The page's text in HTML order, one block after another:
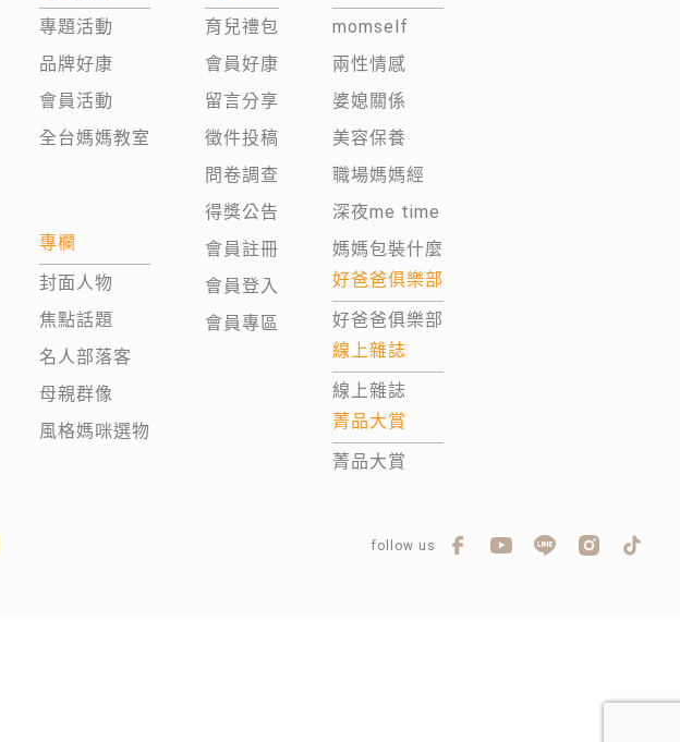
專題活動
品牌好康
會員活動
全台媽媽教室
專欄
封面人物
焦點話題
名人部落客
母親群像
風格媽咪選物
育兒禮包
會員好康
留言分享
徵件投稿
問卷調查
得獎公告
會員註冊
會員登入
會員專區
momself
兩性情感
婆媳關係
美容保養
職場媽媽經
深夜me time
媽媽包裝什麼
好爸爸俱樂部
好爸爸俱樂部
線上雜誌
線上雜誌
菁品大賞
菁品大賞
follow us